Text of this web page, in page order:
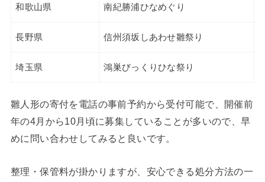
和歌山県 南紀勝浦ひなめぐり
長野県 信州須坂しあわせ雛祭り
埼玉県 鴻巣びっくりひな祭り
雛人形の寄付を電話の事前予約から受付可能で、開催前
年の4月から10月頃に募集していることが多いので、早
めに問い合わせしてみると良いです。
整理・保管料が掛かりますが、安心できる処分方法の一